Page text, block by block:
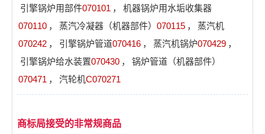
引擎锅炉用部件070101 ，
机器锅炉用水垢收集器
070110 ， 蒸汽冷凝器（机器部件） 070115 ，
蒸汽机
070242 ， 引擎锅炉管道070416 ， 蒸汽机锅炉070429 ，
引擎锅炉给水装置070430 ，
锅炉管道（机器部件）
070471 ， 汽轮机C070271
商标局接受的非常规商品